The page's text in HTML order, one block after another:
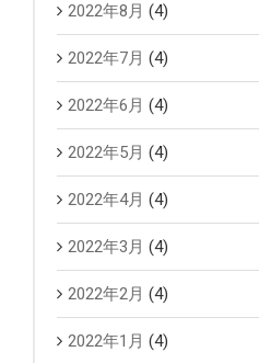
2022年8月 (4)
2022年7月 (4)
2022年6月 (4)
2022年5月 (4)
2022年4月 (4)
2022年3月 (4)
2022年2月 (4)
2022年1月 (4)